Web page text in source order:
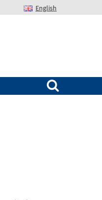
English
Suchen nach: